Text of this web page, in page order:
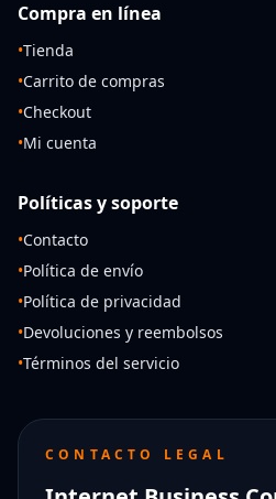
Compra en línea
•Tienda
•Carrito de compras
•Checkout
•Mi cuenta
Políticas y soporte
•Contacto
•Política de envío
•Política de privacidad
•Devoluciones y reembolsos
•Términos del servicio
CONTACTO LEGAL